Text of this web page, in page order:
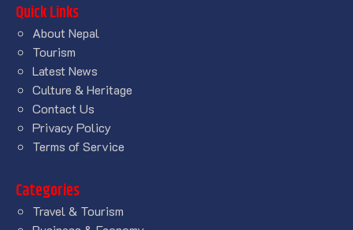
Quick Links
About Nepal
Tourism
Latest News
Culture & Heritage
Contact Us
Privacy Policy
Terms of Service
Categories
Travel & Tourism